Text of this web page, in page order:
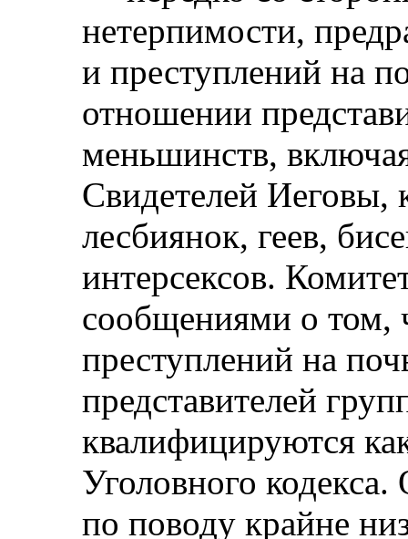
нетерпимости,
и преступлений на
отношении
меньшинств,
Свидетелей Иеговы,
лесбиянок, геев,
интерсексов.
сообщениями о том,
преступлений на
представителей
квалифицируются
Уголовного
по поводу крайне